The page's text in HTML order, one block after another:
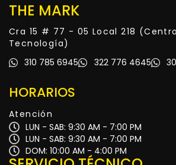
THE MARK
Cra 15 # 77 - 05 Local 218
Tecnología)
310 785 6945
322 776 4645
HORARIOS
Atención
LUN - SAB: 9:30 AM - 7:00 PM
LUN - SAB: 9:30 AM - 7:00 PM
DOM: 10:00 AM - 4:00 PM